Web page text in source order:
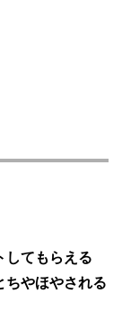
してもらえる
ちやほやされる